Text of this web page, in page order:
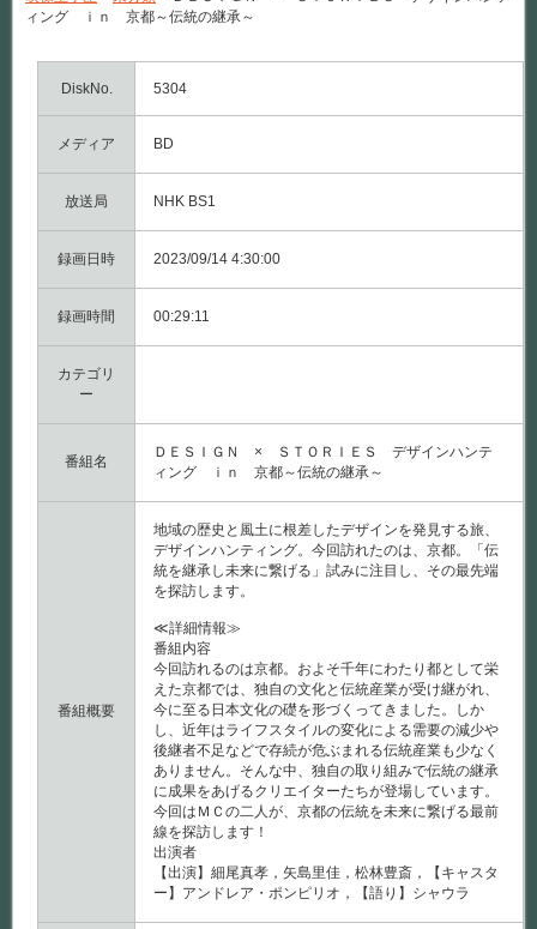
Ｇ
Ｓ
Ｔ
Ｉ
デ
ン
テ
グ
都
～
ィング ｉｎ 京都～伝統の継承～
DiskNo. 5304
メディア BD
放送局 NHK BS1
録画日時 2023/09/14 4:30:00
録画時間 00:29:11
カテゴリ
ー
番組名
ＤＥＳＩＧＮ × ＳＴＯＲＩＥＳ デザインハンテ
ィング ｉｎ 京都～伝統の継承～
番組概要
地域の歴史と風土に根差したデザインを発見する旅、
デザインハンティング。今回訪れたのは、京都。「伝
統を継承し未来に繋げる」試みに注目し、その最先端
を探訪します。
≪詳細情報≫
番組内容
今回訪れるのは京都。およそ千年にわたり都として栄
えた京都では、独自の文化と伝統産業が受け継がれ、
今に至る日本文化の礎を形づくってきました。しか
し、近年はライフスタイルの変化による需要の減少や
後継者不足などで存続が危ぶまれる伝統産業も少なく
ありません。そんな中、独自の取り組みで伝統の継承
に成果をあげるクリエイターたちが登場しています。
今回はＭＣの二人が、京都の伝統を未来に繋げる最前
線を探訪します！
出演者
【出演】細尾真孝，矢島里佳，松林豊斎，【キャスタ
ー】アンドレア・ポンピリオ，【語り】シャウラ